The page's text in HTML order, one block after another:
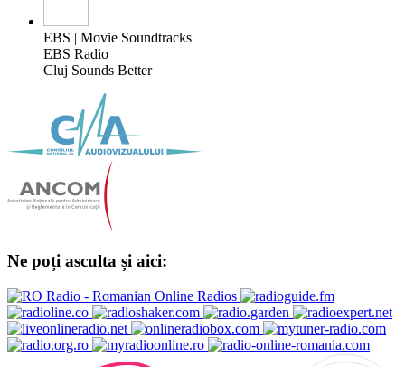
EBS | Movie Soundtracks
EBS Radio
Cluj Sounds Better
Ne poți asculta și aici: